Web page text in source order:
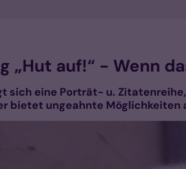
„Hut auf!“ - Wenn
sich eine Porträt- u.
bietet ungeahnte Möglichkeiten